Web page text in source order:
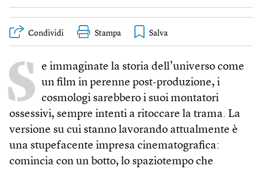
Condividi Stampa
S e immaginate la storia dell’universo come
un film in perenne post-produzione, i
cosmologi sarebbero i suoi montatori
ossessivi, sempre intenti a ritoccare la trama. La
versione su cui stanno lavorando attualmente è
una stupefacente impresa cinematografica:
comincia con un botto, lo spaziotempo che